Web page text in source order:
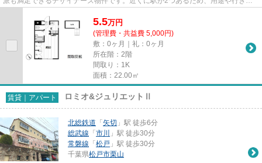
5.5万円
(管理費・共益費 5,000円)
敷：0ヶ月｜礼：0ヶ月
所在階：2階
間取り：1K
面積：22.00㎡
賃貸｜アパート ロミオ&ジュリエットⅡ
北総鉄道 「 矢切 」駅 徒歩6分
総武線 「 市川
」駅 徒歩30分
常磐線 「 松戸 」駅 徒歩30分
千葉県松戸市栗山